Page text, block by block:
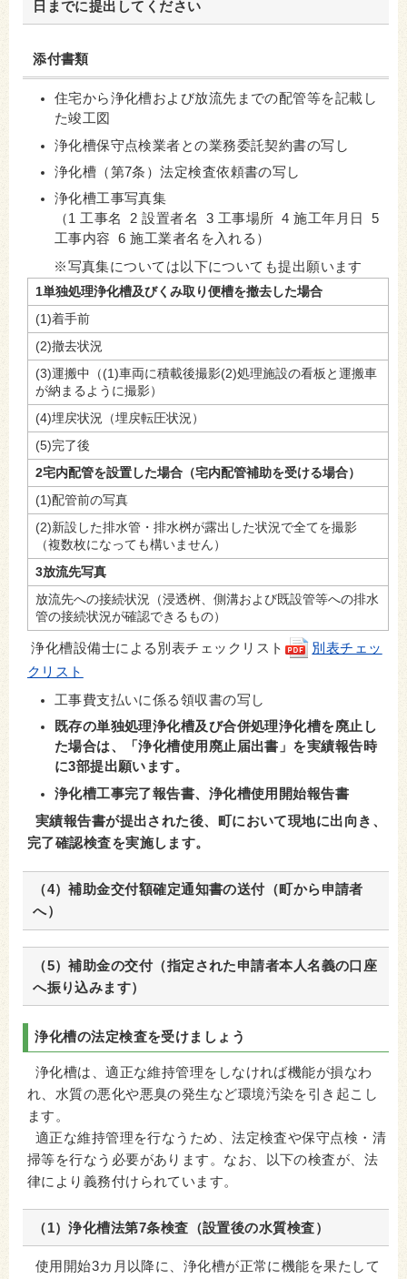
日までに提出してください
添付書類
住宅から浄化槽および放流先までの配管等を記載し
た竣工図
浄化槽保守点検業者との業務委託契約書の写し
浄化槽（第7条）法定検査依頼書の写し
浄化槽工事写真集
（1 工事名 2 設置者名 3 工事場所 4 施工年月日 5
工事内容 6 施工業者名を入れる）
※写真集については以下についても提出願います
1単独処理浄化槽及びくみ取り便槽を撤去した場合
(1)着手前
(2)撤去状況
(3)運搬中（(1)車両に積載後撮影(2)処理施設の看板と運搬車
が納まるように撮影）
(4)埋戻状況（埋戻転圧状況）
(5)完了後
2宅内配管を設置した場合（宅内配管補助を受ける場合）
(1)配管前の写真
(2)新設した排水管・排水桝が露出した状況で全てを撮影
（複数枚になっても構いません）
3放流先写真
放流先への接続状況（浸透桝、側溝および既設管等への排水
管の接続状況が確認できるもの）
浄化槽設備士による別表チェックリスト
別表チェッ
クリスト
工事費支払いに係る領収書の写し
既存の単独処理浄化槽及び合併処理浄化槽を廃止し
た場合は、「浄化槽使用廃止届出書」を実績報告時
に3部提出願います。
浄化槽工事完了報告書、浄化槽使用開始報告書
実績報告書が提出された後、町において現地に出向き、
完了確認検査を実施します。
（4）補助金交付額確定通知書の送付（町から申請者
へ）
（5）補助金の交付（指定された申請者本人名義の口座
へ振り込みます）
浄化槽の法定検査を受けましょう
浄化槽は、適正な維持管理をしなければ機能が損なわ
れ、水質の悪化や悪臭の発生など環境汚染を引き起こし
ます。
適正な維持管理を行なうため、法定検査や保守点検・清
掃等を行なう必要があります。なお、以下の検査が、法
律により義務付けられています。
（1）浄化槽法第7条検査（設置後の水質検査）
使用開始3カ月以降に、浄化槽が正常に機能を果たして